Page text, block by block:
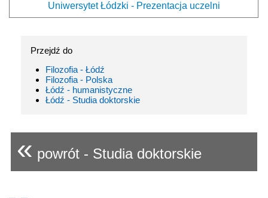
Uniwersytet Łódzki - Prezentacja uczelni
Przejdź do
Filozofia - Łódź
Filozofia - Polska
Łódź - humanistyczne
Łódź - Studia doktorskie
« powrót - Studia doktorskie